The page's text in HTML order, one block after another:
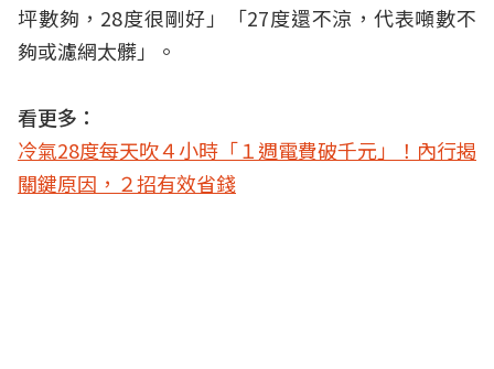
坪數夠，28度很剛好」「27度還不涼，代表噸數不
夠或濾網太髒」。
看更多：
冷氣28度每天吹４小時「１週電費破千元」！內行揭
關鍵原因，２招有效省錢